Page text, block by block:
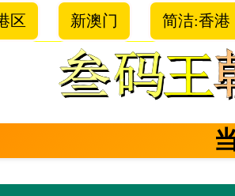
区 新澳门 简洁:香港